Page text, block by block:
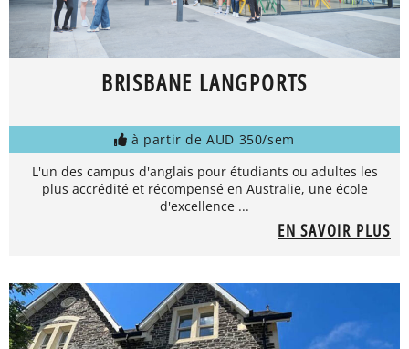
BRISBANE LANGPORTS
à partir de AUD 350/sem
L'un des campus d'anglais pour étudiants ou adultes les
plus accrédité et récompensé en Australie, une école
d'excellence ...
EN SAVOIR PLUS